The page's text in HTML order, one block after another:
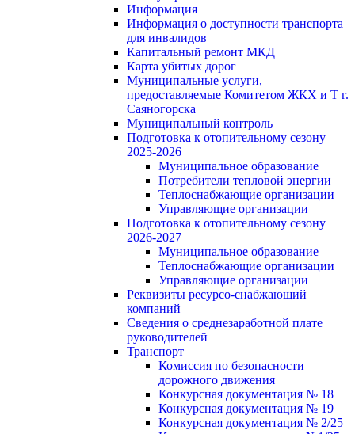
Информация
Информация о доступности транспорта
для инвалидов
Капитальный ремонт МКД
Карта убитых дорог
Муниципальные услуги,
предоставляемые Комитетом ЖКХ и Т г.
Саяногорска
Муниципальный контроль
Подготовка к отопительному сезону
2025-2026
Муниципальное образование
Потребители тепловой энергии
Теплоснабжающие организации
Управляющие организации
Подготовка к отопительному сезону
2026-2027
Муниципальное образование
Теплоснабжающие организации
Управляющие организации
Реквизиты ресурсо-снабжающий
компаний
Сведения о среднезаработной плате
руководителей
Транспорт
Комиссия по безопасности
дорожного движения
Конкурсная документация № 18
Конкурсная документация № 19
Конкурсная документация № 2/25